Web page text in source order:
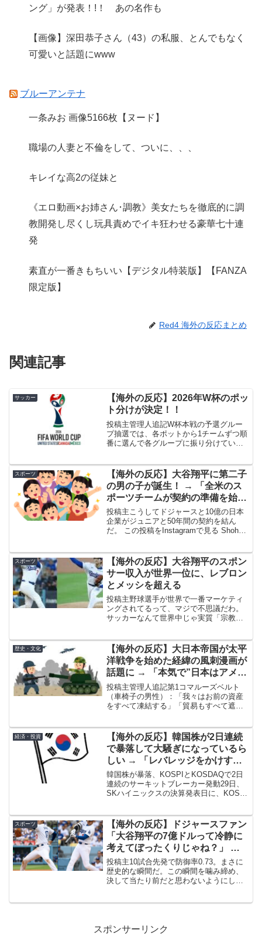
ング」が発表！!！ あの名作も
【画像】深田恭子さん（43）の私服、とんでもなく
可愛いと話題にwww
ブルーアンテナ
一条みお 画像5166枚【ヌード】
職場の人妻と不倫をして、ついに、、、
キレイな高2の従妹と
《エロ動画×お姉さん･調教》美女たちを徹底的に調
教開発し尽くし玩具責めでイキ狂わせる豪華七十連
発
素直が一番きもちいい【デジタル特装版】【FANZA
限定版】
Red4 海外の反応まとめ
関連記事
サッカー
【海外の反応】2026年W杯のポッ
ト分けが決定！！
投稿主管理人追記W杯本戦の予選グルー
プ抽選では、各ポットから1チームずつ順
番に選んで各グループに振り分けていき
ンスの良い組み合わせを作ります。FIFA
ランキングをベース...
スポーツ
【海外の反応】大谷翔平に第二子
の男の子が誕生！ → 「全米のス
ポーツチームが契約の準備を始め
たぞ」「大谷は目標シートを実現
しすぎだ」
投稿主こうしてドジャースと10億の日本
企業がジュニアと50年間の契約を結ん
だ。 この投稿をInstagramで見る Shohei
スポーツ
【海外の反応】大谷翔平のスポン
サー収入が世界一位に、レブロン
とメッシを超える
投稿主野球選手が世界で一番マーケティ
ングされてるって、マジで不思議だわ。
サッカーなんて世界中じゃ実質「宗教」
に世界で最も影響力のあるアスリートで
あることが証明された。2...
歴史・文化
【海外の反応】大日本帝国が太平
洋戦争を始めた経緯の風刺漫画が
話題に → 「本気で”日本はアメリ
カに参戦させられた”と考えてる
人がいるんだよな」「作者は頭が
おかしくなったのか？」
投稿主管理人追記第1コマルーズベルト
（車椅子の男性）：「我々はお前の資産
をすべて凍結する」「貿易もすべて遮断
RVE）」第3コマ侍：「チッ！」「曲者
（KUSEMO...
経済・投資
【海外の反応】韓国株が2日連続
で暴落して大騒ぎになっているら
しい → 「レバレッジをかけすぎ
なんだよ」「韓国のイカれた投資
家と比べたら俺らなんてアマチュ
アだな」
韓国株が暴落、KOSPIとKOSDAQで2日
連続のサーキットブレーカー発動29日、
SKハイニックスの決算発表日に、KOSPI
発動した。韓国取引所でサーキットブレ
ー...
スポーツ
【海外の反応】ドジャースファン
「大谷翔平の7億ドルって冷静に
考えてぼったくりじゃね？」 →
「もはや大谷がドジャースにプレ
ー代を払ってるようなもん」「一
番大事なのは”当たり前だと思う
投稿主10試合先発で防御率0.73。まさに
歴史的な瞬間だ。この瞬間を噛み締め、
決して当たり前だと思わないようにしよ
スポンサーリンク